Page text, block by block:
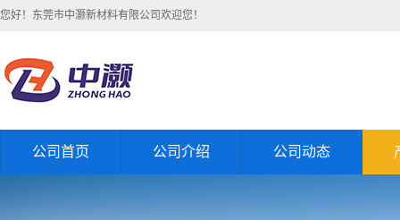
您好！东莞市中灏新材料有限公司欢迎您！
公司首页 公司介绍 公司动态